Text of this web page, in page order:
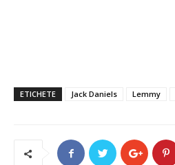
ETICHETE Jack Daniels Lemmy